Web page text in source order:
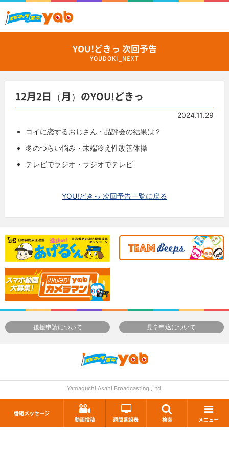
番組メッセージ
動画投稿
週間番組表 検索 メニュー
YOU!どきっ 次回予告
YOUDOKI_NEXT
12月2日（月）のYOU!どきっ
2024.11.29
コイに恋するおじさん・品評会の結果は？
冬のつらい悩み・末端冷え性改善体操
テレビでラジオ・ラジオでテレビ
YOU!どきっ 次回予告一覧に戻る
後援申請について 見学申込について
Yamaguchi Asahi Broadcasting.,Ltd.